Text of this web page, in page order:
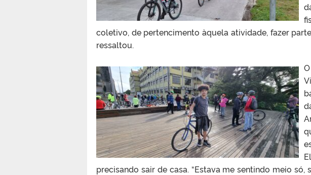
coletivo, de pertencimento àquela atividade, fazer
ressaltou.
precisando sair de casa. “Estava me sentindo meio